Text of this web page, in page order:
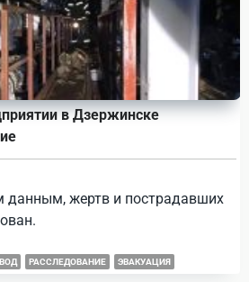
в Дзержинске
данным, жертв и пострадавших
РАССЛЕДОВАНИЕ ЭВАКУАЦИЯ